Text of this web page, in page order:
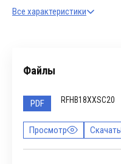
Все характеристики
Файлы
PDF RFHB18XXSC20
Просмотр Скачать